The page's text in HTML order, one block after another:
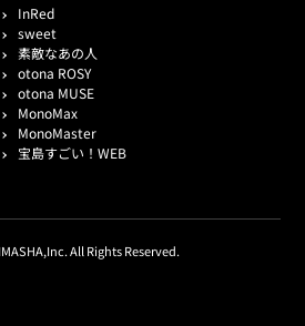
InRed
sweet
素敵なあの人
otona ROSY
otona MUSE
MonoMax
MonoMaster
宝島すごい！WEB
All Rights Reserved.